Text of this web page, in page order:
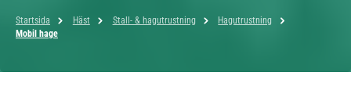
Startsida Häst Stall- & hagutrustning
Hagutrustning
Mobil hage